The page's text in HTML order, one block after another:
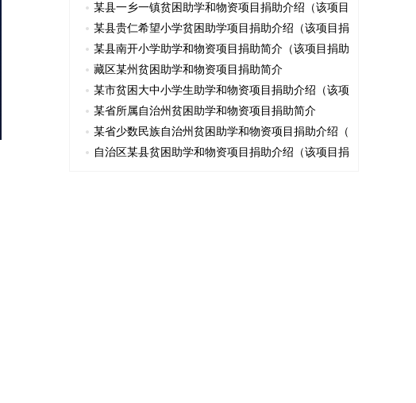
某县一乡一镇贫困助学和物资项目捐助介绍（该项目
某县贵仁希望小学贫困助学项目捐助介绍（该项目捐
某县南开小学助学和物资项目捐助简介（该项目捐助
藏区某州贫困助学和物资项目捐助简介
某市贫困大中小学生助学和物资项目捐助介绍（该项
某省所属自治州贫困助学和物资项目捐助简介
某省少数民族自治州贫困助学和物资项目捐助介绍（
自治区某县贫困助学和物资项目捐助介绍（该项目捐